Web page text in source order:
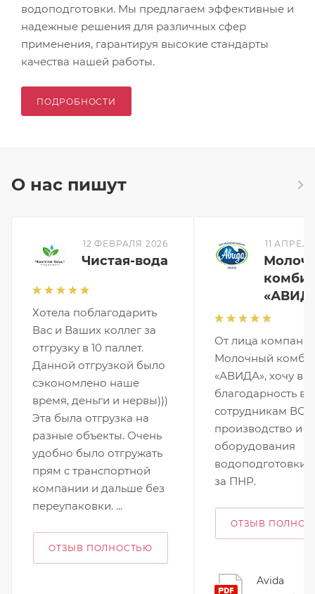
водоподготовки. Мы предлагаем эффективные и
надежные решения для различных сфер
применения, гарантируя высокие стандарты
качества нашей работы.
ПОДРОБНОСТИ
О нас пишут
12 ФЕВРАЛЯ 2026
Чистая-вода
Хотела поблагодарить
Вас и Ваших коллег за
отгрузку в 10 паллет.
Данной отгрузкой было
сэкономлено наше
время, деньги и нервы)))
Эта была отгрузка на
разные объекты. Очень
удобно было отгружать
прям с транспортной
компании и дальше без
переупаковки. ...
ОТЗЫВ ПОЛНОСТЬЮ
11
От лица
Молочный
«АВИДА», хочу
благодарность
сотрудникам
производство и
оборудования
водоподготовки,
за ПНР.
ОТЗЫВ
Avida